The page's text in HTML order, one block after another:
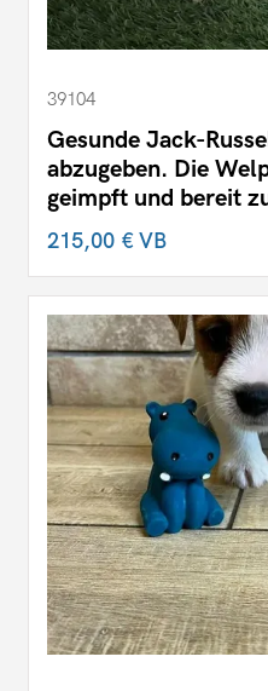
39104
Gesunde Jack-
abzugeben. Die
geimpft und bereit
215,00 €VB